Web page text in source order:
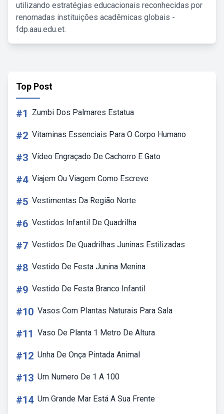
utilizando estratégias educacionais reconhecidas por
renomadas instituições acadêmicas globais -
fdp.aau.edu.et.
Top Post
#1 Zumbi Dos Palmares Estatua
#2 Vitaminas Essenciais Para O Corpo Humano
#3 Vídeo Engraçado De Cachorro E Gato
#4 Viajem Ou Viagem Como Escreve
#5 Vestimentas Da Região Norte
#6 Vestidos Infantil De Quadrilha
#7 Vestidos De Quadrilhas Juninas Estilizadas
#8 Vestido De Festa Junina Menina
#9 Vestido De Festa Branco Infantil
#10 Vasos Com Plantas Naturais Para Sala
#11 Vaso De Planta 1 Metro De Altura
#12 Unha De Onça Pintada Animal
#13 Um Numero De 1 A 100
#14 Um Grande Mar Está A Sua Frente